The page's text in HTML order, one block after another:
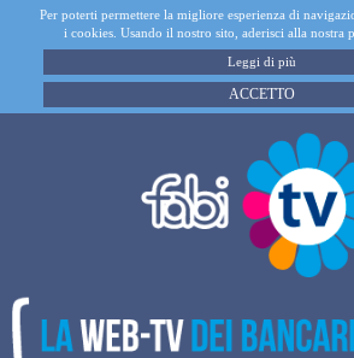
Per poterti permettere la migliore esperienza di
i cookies. Usando il nostro sito, aderisci alla nostra
Leggi di più
ACCETTO